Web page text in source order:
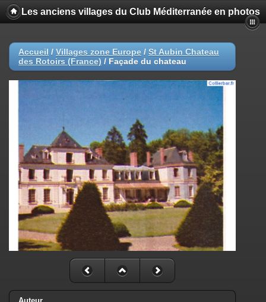
Les anciens villages du Club Méditerranée en photos
Accueil / Villages zone Europe / St Aubin Chateau
des Rotoirs (France) / Façade du chateau